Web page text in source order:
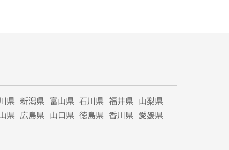
県 新潟県 富山県 石川県 福井県 山梨県
県 広島県 山口県 徳島県 香川県 愛媛県